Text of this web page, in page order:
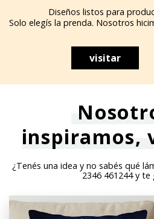
Diseños listos para
Solo elegís la prenda. Nosotros
visitar
inspiramos,
¿Tenés una idea y no sabés qué
2346 461244 y te